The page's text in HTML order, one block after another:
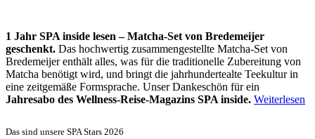
1 Jahr SPA inside lesen – Matcha-Set von Bredemeijer
geschenkt. Das hochwertig zusammengestellte Matcha-Set von
Bredemeijer enthält alles, was für die traditionelle Zubereitung von
Matcha benötigt wird, und bringt die jahrhundertealte Teekultur in
eine zeitgemäße Formsprache. Unser Dankeschön für ein
Jahresabo des Wellness-Reise-Magazins SPA inside. Weiterlesen
Das sind unsere SPA Stars 2026